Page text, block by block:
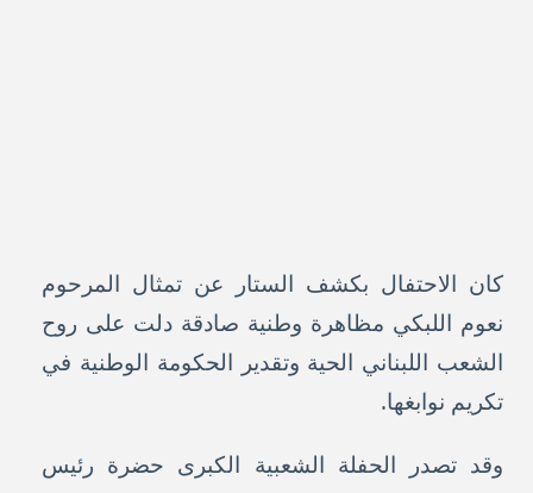
كان الاحتفال بكشف الستار عن تمثال المرحوم
نعوم اللبكي مظاهرة وطنية صادقة دلت على روح
الشعب اللبناني الحية وتقدير الحكومة الوطنية في
تكريم نوابغها.
وقد تصدر الحفلة الشعبية الكبرى حضرة رئيس